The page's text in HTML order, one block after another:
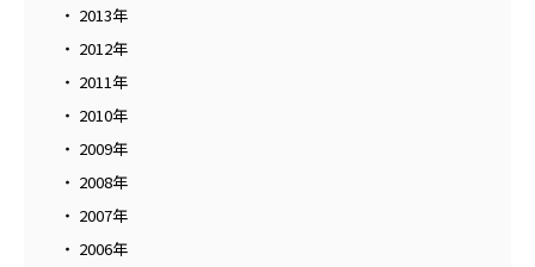
2013年
2012年
2011年
2010年
2009年
2008年
2007年
2006年